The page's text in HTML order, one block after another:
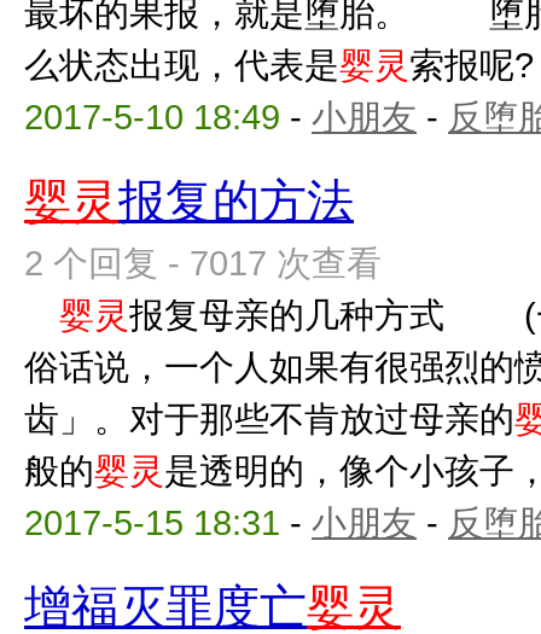
最坏的果报，就是堕胎。 堕
么状态出现，代表是婴灵索报
2017-5-10 18:49 - 小朋友 - 反堕
婴灵报复的方法
2 个回复 - 7017 次查看
婴灵报复母亲的几种方式 (
俗话说，一个人如果有很强烈的
齿」。对于那些不肯放过母亲的
般的婴灵是透明的，像个小孩子
2017-5-15 18:31 - 小朋友 - 反堕
增福灭罪度亡婴灵